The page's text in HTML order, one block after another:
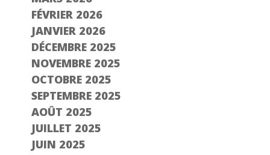
FÉVRIER 2026
JANVIER 2026
DÉCEMBRE 2025
NOVEMBRE 2025
OCTOBRE 2025
SEPTEMBRE 2025
AOÛT 2025
JUILLET 2025
JUIN 2025